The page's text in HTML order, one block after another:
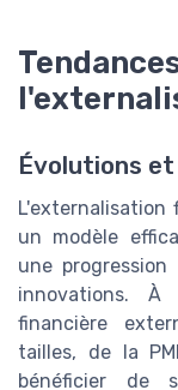
Évolutions
L'externalisation
un modèle
une
innovations.
financière
tailles, de la
bénéficier de